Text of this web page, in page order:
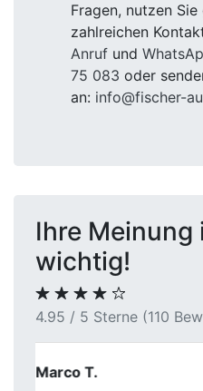
Fragen, nutzen
zahlreichen
Anruf und
75 083 oder
an: info@fischer-
Ihre Meinung
wichtig!
4.95 / 5 Sterne (110
Olaf Klaus